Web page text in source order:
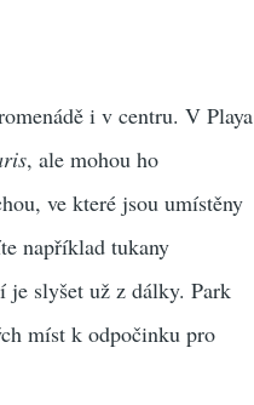
i v centru. V Playa
, ale mohou ho
ve které jsou umístěny
například tukany
je slyšet už z dálky. Park
míst k odpočinku pro